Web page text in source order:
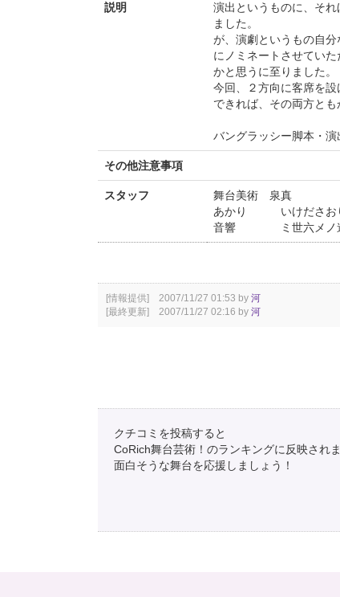
説明
演出というものに、そ
ました。
が、演劇というもの自
にノミネートさせてい
かと思うに至りました。
今回、２方向に客席を設
できれば、その両方とも
バングラッシー脚本・
その他注意事項
スタッフ
舞台美術 泉真
あかり いけださお
音響 ミ世六メノ道
[情報提供] 2007/11/27 01:53 by 河
[最終更新] 2007/11/27 02:16 by 河
クチコミを投稿すると
CoRich舞台芸術！のランキングに反映されま
面白そうな舞台を応援しましょう！